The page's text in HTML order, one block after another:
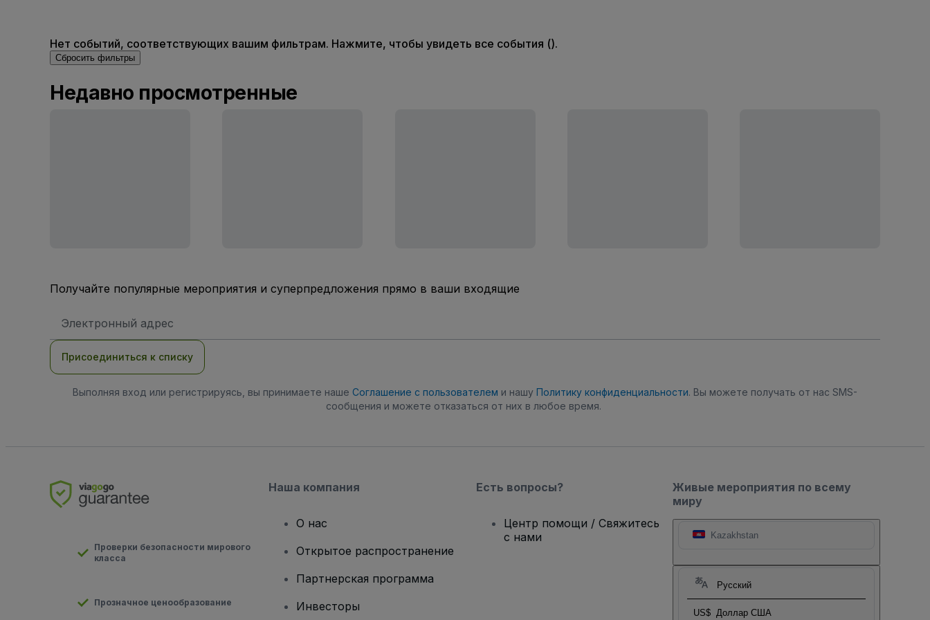
Нет событий, соответствующих вашим фильтрам. Нажмите, чтобы увидеть все события ().
Сбросить фильтры
Недавно просмотренные
Получайте популярные мероприятия и суперпредложения прямо в ваши входящие
электронной
Присоединиться к списку
Выполняя вход или регистрируясь, вы принимаете наше Соглашение с пользователем и нашу Политику конфиденциальности. Вы можете получать от нас SMS-
сообщения и можете отказаться от них в любое время.
Живые мероприятия по всему
миру
Kazakhstan
Русский
US$ Доллар США
Проверки безопасности мирового
класса
Прозначное ценообразование
Наша компания
О нас
Открытое распространение
Партнерская программа
Инвесторы
Есть вопросы?
Центр помощи / Свяжитесь
с нами